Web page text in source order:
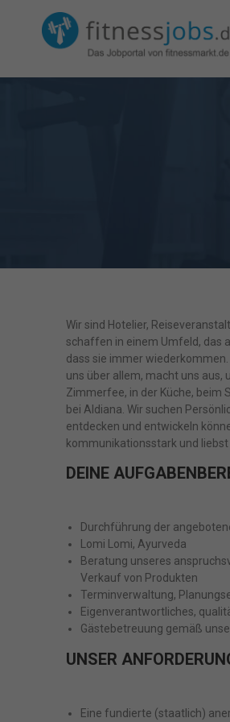
Wir sind Hotelier,
schaffen in einem Umfeld, das
dass sie immer
uns über allem, macht uns
Zimmerfee, in der Küche, beim
bei Aldiana. Wir suchen
entdecken und entwickeln
kommunikationsstark und liebst
DEINE
Durchführung der
Lomi Lomi, Ayurveda
Beratung unseres
Verkauf von Produkten
Terminverwaltung,
Eigenverantwortliches,
Gästebetreuung gemäß
UNSER
Eine fundierte (staatlich)